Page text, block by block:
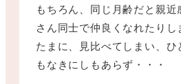
もちろん、同じ月齢だと親
さん同士で仲良くなれたりし
たまに、見比べてしまい、ひ
もなきにしもあらず・・・